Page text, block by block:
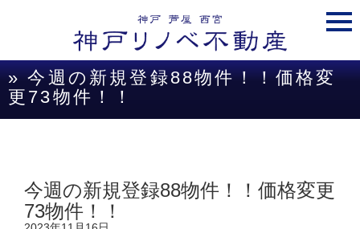
» 今週の新規登録88物件！！価格変
更73物件！！
今週の新規登録88物件！！価格変更
73物件！！